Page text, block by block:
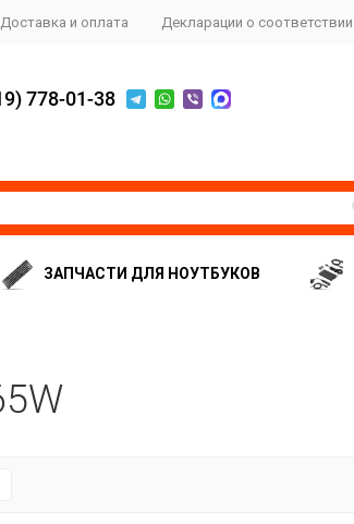
Доставка и оплата Декларации о соответствии
778-01-38
ЗАПЧАСТИ ДЛЯ НОУТБУКОВ